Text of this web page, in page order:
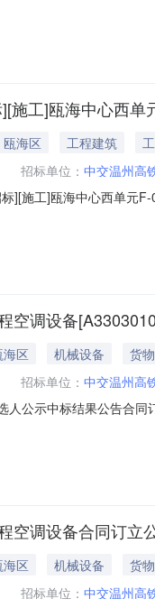
华人民共和国招标投标
][施工]瓯海中心西
海区 工程建筑
招标单位： 中交温州高
标][施工]瓯海中心西单
有限公司地址:浙江温州
空调设备
区 机械设备
货物
招标单位： 中交温州高
人公示中标结果公告合
:名称:华诚工程咨询集团
空调设备合同订立
区 机械设备
货物
招标单位： 中交温州高